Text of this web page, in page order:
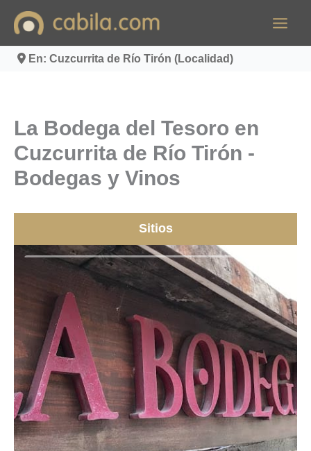
contenido
En: Cuzcurrita de Río Tirón (Localidad)
La Bodega del Tesoro en
Cuzcurrita de Río Tirón -
Bodegas y Vinos
Sitios